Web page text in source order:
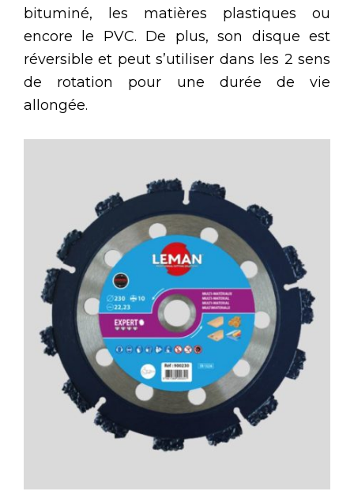
bituminé, les matières plastiques ou
encore le PVC. De plus, son disque est
réversible et peut s’utiliser dans les 2 sens
de rotation pour une durée de vie
allongée.